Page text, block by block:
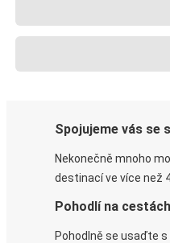
Spojujeme vás se
Nekonečně mnoho
destinací ve více než
Pohodlí na cestách
Pohodlně se usaďte